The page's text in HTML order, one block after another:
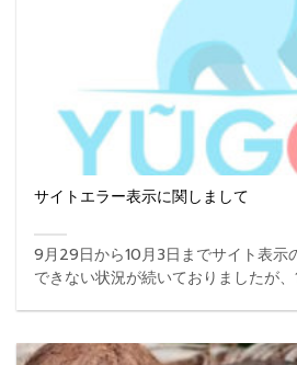
サイトエラー表示に関しまして
9月29日から10月3日までサイト表示
できない状況が続いておりましたが